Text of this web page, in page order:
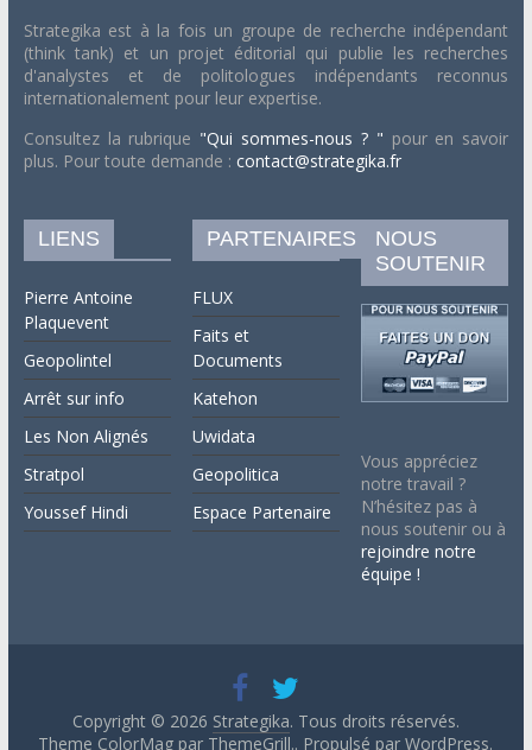
Strategika est à la fois un groupe de recherche indépendant
(think tank) et un projet éditorial qui publie les recherches
d'analystes et de politologues indépendants reconnus
internationalement pour leur expertise.
Consultez la rubrique "Qui sommes-nous ? " pour en savoir
plus. Pour toute demande : contact@strategika.fr
LIENS
Pierre Antoine
Plaquevent
Geopolintel
Arrêt sur info
Les Non Alignés
Stratpol
Youssef Hindi
PARTENAIRES
FLUX
Faits et
Documents
Katehon
Uwidata
Geopolitica
Espace Partenaire
NOUS
SOUTENIR
Vous appréciez
notre travail ?
N’hésitez pas à
nous soutenir ou à
rejoindre notre
équipe !
Copyright © 2026 Strategika. Tous droits réservés.
Theme ColorMag par ThemeGrill.. Propulsé parWordPress.